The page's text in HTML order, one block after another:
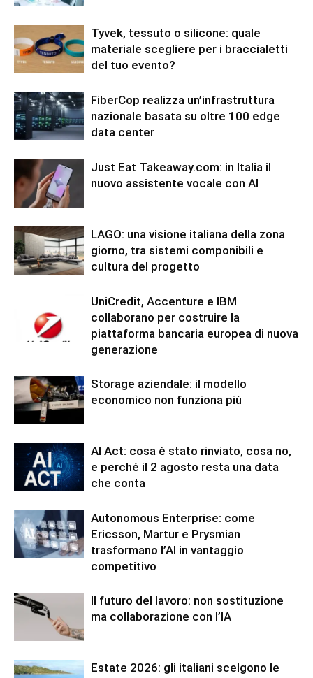
Tyvek, tessuto o silicone: quale
materiale scegliere per i braccialetti
del tuo evento?
FiberCop realizza un’infrastruttura
nazionale basata su oltre 100 edge
data center
Just Eat Takeaway.com: in Italia il
nuovo assistente vocale con AI
LAGO: una visione italiana della zona
giorno, tra sistemi componibili e
cultura del progetto
UniCredit, Accenture e IBM
collaborano per costruire la
piattaforma bancaria europea di nuova
generazione
Storage aziendale: il modello
economico non funziona più
AI Act: cosa è stato rinviato, cosa no,
e perché il 2 agosto resta una data
che conta
Autonomous Enterprise: come
Ericsson, Martur e Prysmian
trasformano l’AI in vantaggio
competitivo
Il futuro del lavoro: non sostituzione
ma collaborazione con l’IA
Estate 2026: gli italiani scelgono le